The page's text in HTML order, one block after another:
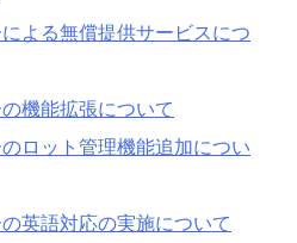
よる無償提供サービスにつ
機能拡張について
ロット管理機能追加につい
英語対応の実施について